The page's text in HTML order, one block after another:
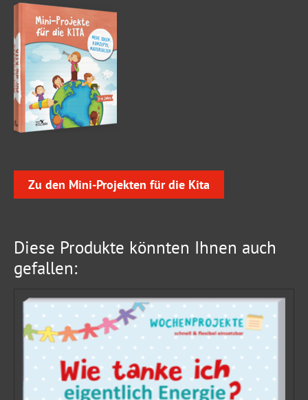
Zu den Mini-Projekten für die Kita
Diese Produkte könnten Ihnen auch
gefallen: